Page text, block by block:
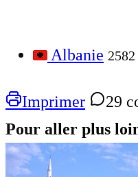
Albanie
Imprimer
29
Pour aller plus